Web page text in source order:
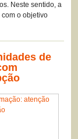
Neste sentido, a
o objetivo
de